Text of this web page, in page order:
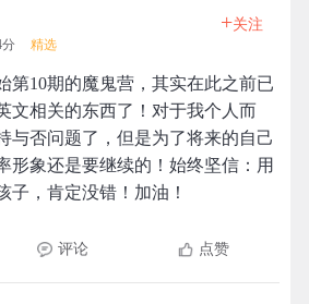
分 精选
+关注
第10期的魔鬼营，其实在此之前已
文相关的东西了！对于我个人而
与否问题了，但是为了将来的自己
形象还是要继续的！始终坚信：用
子，肯定没错！加油！
评论 点赞